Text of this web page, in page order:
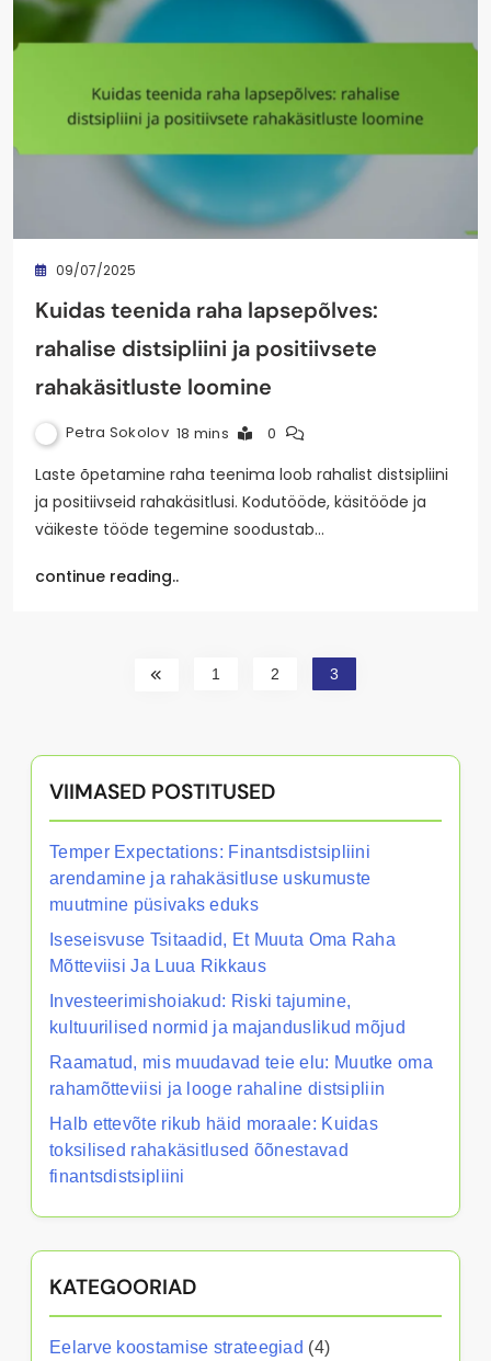
09/07/2025
Kuidas teenida raha lapsepõlves:
rahalise distsipliini ja positiivsete
rahakäsitluste loomine
Petra Sokolov 18 mins 0
Laste õpetamine raha teenima loob rahalist distsipliini
ja positiivseid rahakäsitlusi. Kodutööde, käsitööde ja
väikeste tööde tegemine soodustab…
continue reading..
1 2 3
VIIMASED POSTITUSED
Temper Expectations: Finantsdistsipliini
arendamine ja rahakäsitluse uskumuste
muutmine püsivaks eduks
Iseseisvuse Tsitaadid, Et Muuta Oma Raha
Mõtteviisi Ja Luua Rikkaus
Investeerimishoiakud: Riski tajumine,
kultuurilised normid ja majanduslikud mõjud
Raamatud, mis muudavad teie elu: Muutke oma
rahamõtteviisi ja looge rahaline distsipliin
Halb ettevõte rikub häid moraale: Kuidas
toksilised rahakäsitlused õõnestavad
finantsdistsipliini
KATEGOORIAD
Eelarve koostamise strateegiad (4)